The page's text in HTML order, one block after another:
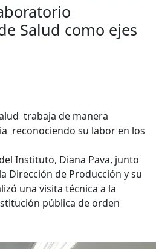
Salud como ejes
trabaja de manera
reconociendo su labor en los
Instituto, Diana Pava, junto
Dirección de Producción y su
una visita técnica a la
pública de orden